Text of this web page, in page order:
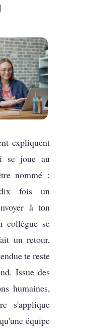
expliquent
se joue au
nommé :
fois un
à ton
collègue se
un retour,
te reste
Issue des
humaines,
s'applique
équipe